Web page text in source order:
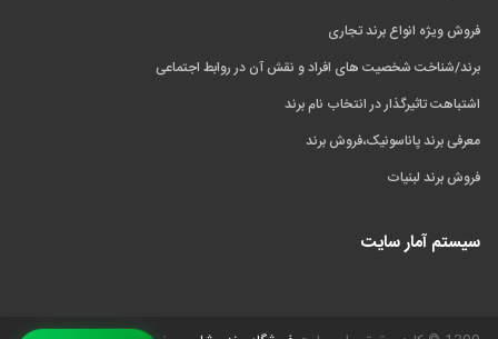
فروش ویژه انواع برند تجاری
برند/شناخت شخصیت های افراد و نقش آن در روابط اجتماعی
اشتباهت تاثیرگذار در انتخاب نام برند
معرفی برند پاناسونیک،فروش برند
فروش برند لبنیات
سیستم آمار سایت